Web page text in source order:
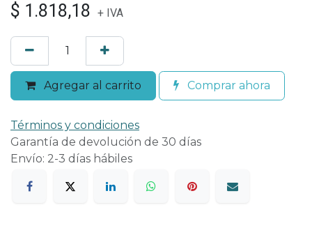
$ 1.818,18 + IVA
Agregar al carrito Comprar ahora
Términos y condiciones
Garantía de devolución de 30 días
Envío: 2-3 días hábiles